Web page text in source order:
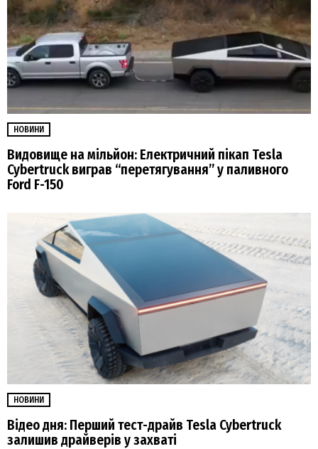
НОВИНИ
Видовище на мільйон: Електричний пікап Tesla
Cybertruck виграв “перетягування” у паливного
Ford F-150
НОВИНИ
Відео дня: Перший тест-драйв Tesla Cybertruck
залишив драйверів у захваті